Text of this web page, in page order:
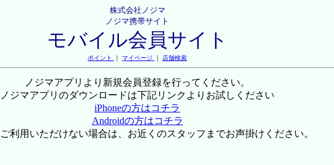
株式会社ノジマ
ノジマ携帯サイト
モバイル会員サイト
ポイント ｜ マイページ ｜ 店舗検索
ノジマアプリより新規会員登録を行ってください。
ノジマアプリのダウンロードは下記リンクよりお試しください
iPhoneの方はコチラ
Androidの方はコチラ
利用いただけない場合は、お近くのスタッフまでお声掛けください。